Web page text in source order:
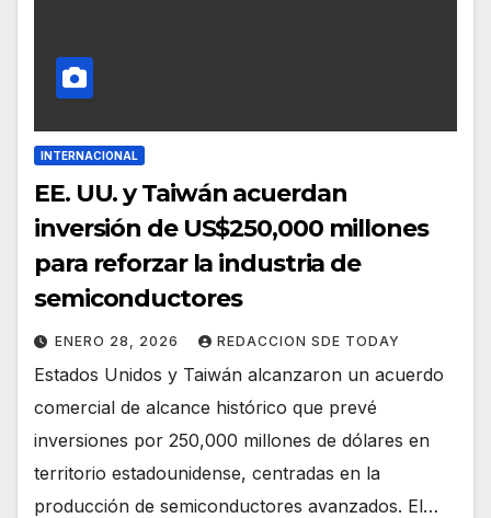
INTERNACIONAL
EE. UU. y Taiwán acuerdan
inversión de US$250,000 millones
para reforzar la industria de
semiconductores
ENERO 28, 2026 REDACCION SDE TODAY
Estados Unidos y Taiwán alcanzaron un acuerdo
comercial de alcance histórico que prevé
inversiones por 250,000 millones de dólares en
territorio estadounidense, centradas en la
producción de semiconductores avanzados. El…